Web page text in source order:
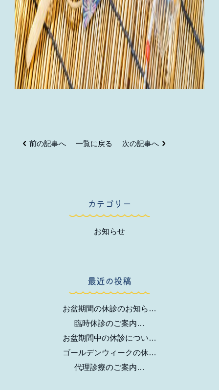
前の記事へ 一覧に戻る 次の記事へ
カテゴリー
お知らせ
最近の投稿
お盆期間の休診のお知ら…
臨時休診のご案内…
お盆期間中の休診につい…
ゴールデンウィークの休…
代理診療のご案内…